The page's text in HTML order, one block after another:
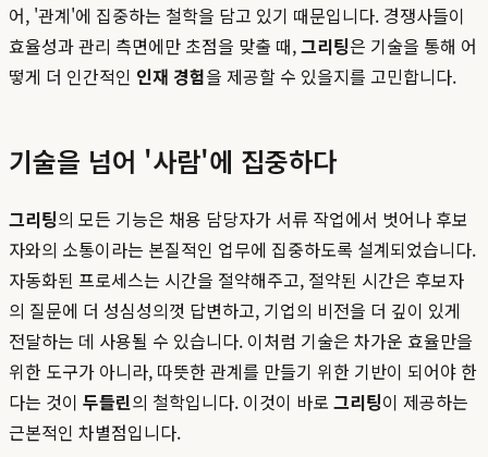
어, '관계'에 집중하는 철학을 담고 있기 때문입니다. 경쟁사들이
효율성과 관리 측면에만 초점을 맞출 때,그리팅은 기술을 통해 어
떻게 더 인간적인 인재 경험을 제공할 수 있을지를 고민합니다.
기술을 넘어 '사람'에 집중하다
그리팅의 모든 기능은 채용 담당자가 서류 작업에서 벗어나 후보
자와의 소통이라는 본질적인 업무에 집중하도록 설계되었습니다.
자동화된 프로세스는 시간을 절약해주고, 절약된 시간은 후보자
의 질문에 더 성심성의껏 답변하고, 기업의 비전을 더 깊이 있게
전달하는 데 사용될 수 있습니다. 이처럼 기술은 차가운 효율만을
위한 도구가 아니라, 따뜻한 관계를 만들기 위한 기반이 되어야 한
다는 것이 두들린의 철학입니다. 이것이 바로 그리팅이 제공하는
근본적인 차별점입니다.